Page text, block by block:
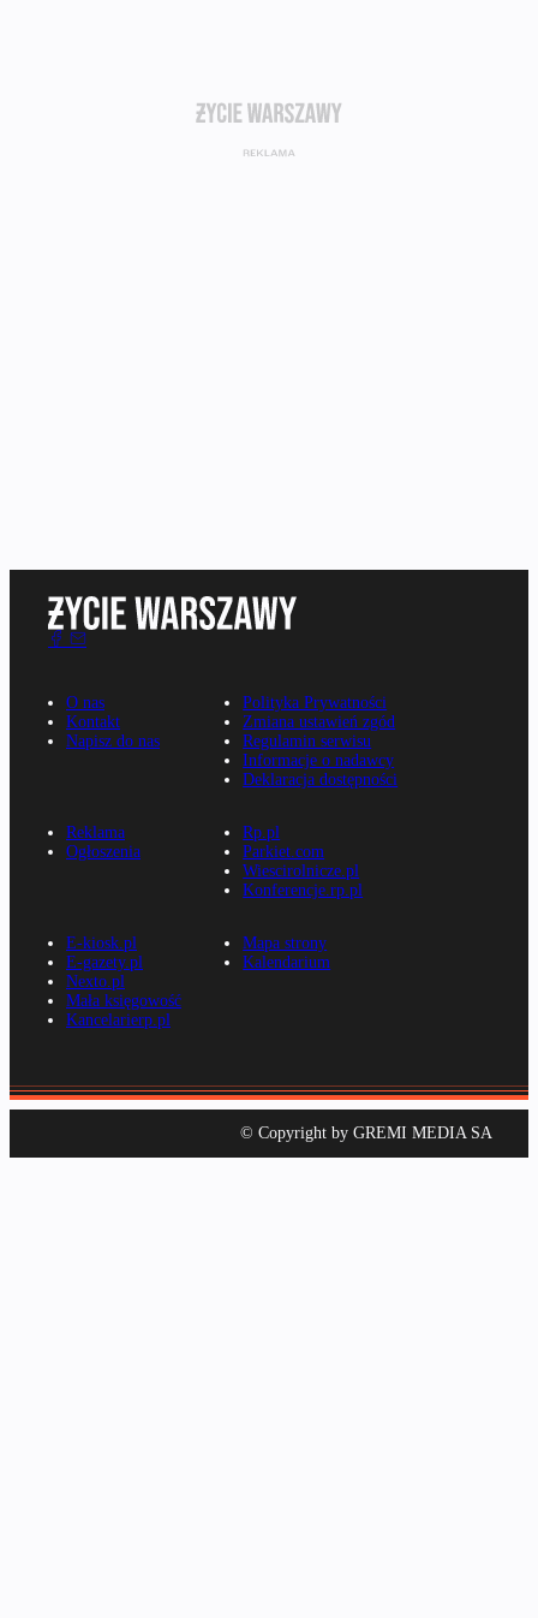
O nas
Kontakt
Napisz do nas
Polityka Prywatności
Zmiana ustawień zgód
Regulamin serwisu
Informacje o nadawcy
Deklaracja dostępności
Reklama
Ogłoszenia
Rp.pl
Parkiet.com
Wiescirolnicze.pl
Konferencje.rp.pl
E-kiosk.pl
E-gazety.pl
Nexto.pl
Mała księgowość
Kancelarierp.pl
Mapa strony
Kalendarium
© Copyright by GREMI MEDIA SA